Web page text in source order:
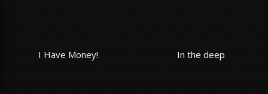
I Have Money! In the deep